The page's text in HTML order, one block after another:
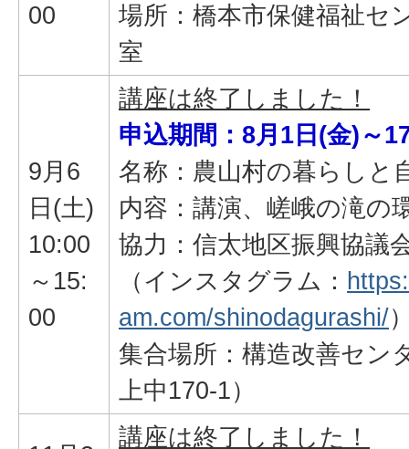
00
場所：橋本市保健福祉セ
室
9月6
日(土)
10:00
～15:
00
講座は終了しました！
申込期間：8月1日(金)～
名称：農山村の暮らしと
内容：講演、嵯峨の滝の
協力：信太地区振興協議
（インスタグラム：
am.com/shinodagurashi/
集合場所：構造改善セン
上中170-1）
講座は終了しました！